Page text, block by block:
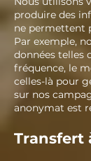
produire des
ne permettent
Par exemple,
données telles
fréquence, le
celles-là pour
sur nos
anonymat est
Transfert